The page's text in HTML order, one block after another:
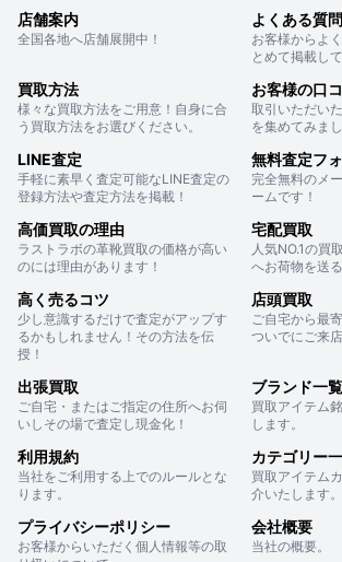
店舗案内
全国各地へ店舗展開中！
よくある質問
お客様からよ
とめて掲載し
買取方法
様々な買取方法をご用意！自身に合
う買取方法をお選びください。
お客様の口
取引いただい
を集めてみまし
LINE査定
手軽に素早く査定可能なLINE査定の
登録方法や査定方法を掲載！
無料査定フ
完全無料のメ
ームです！
高価買取の理由
ラストラボの革靴買取の価格が高い
のには理由があります！
宅配買取
人気NO.1の買
へお荷物を送
高く売るコツ
少し意識するだけで査定がアップす
るかもしれません！その方法を伝
授！
店頭買取
ご自宅から最
ついでにご来
出張買取
ご自宅・またはご指定の住所へお伺
いしその場で査定し現金化！
ブランド一覧
買取アイテム
します。
利用規約
当社をご利用する上でのルールとな
ります。
カテゴリー
買取アイテム
介いたします。
プライバシーポリシー
お客様からいただく個人情報等の取
会社概要
当社の概要。